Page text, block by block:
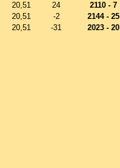
20,51 24
2110 - 7
20,51 -2
2144 - 25
20,51 -31 2023 - 20